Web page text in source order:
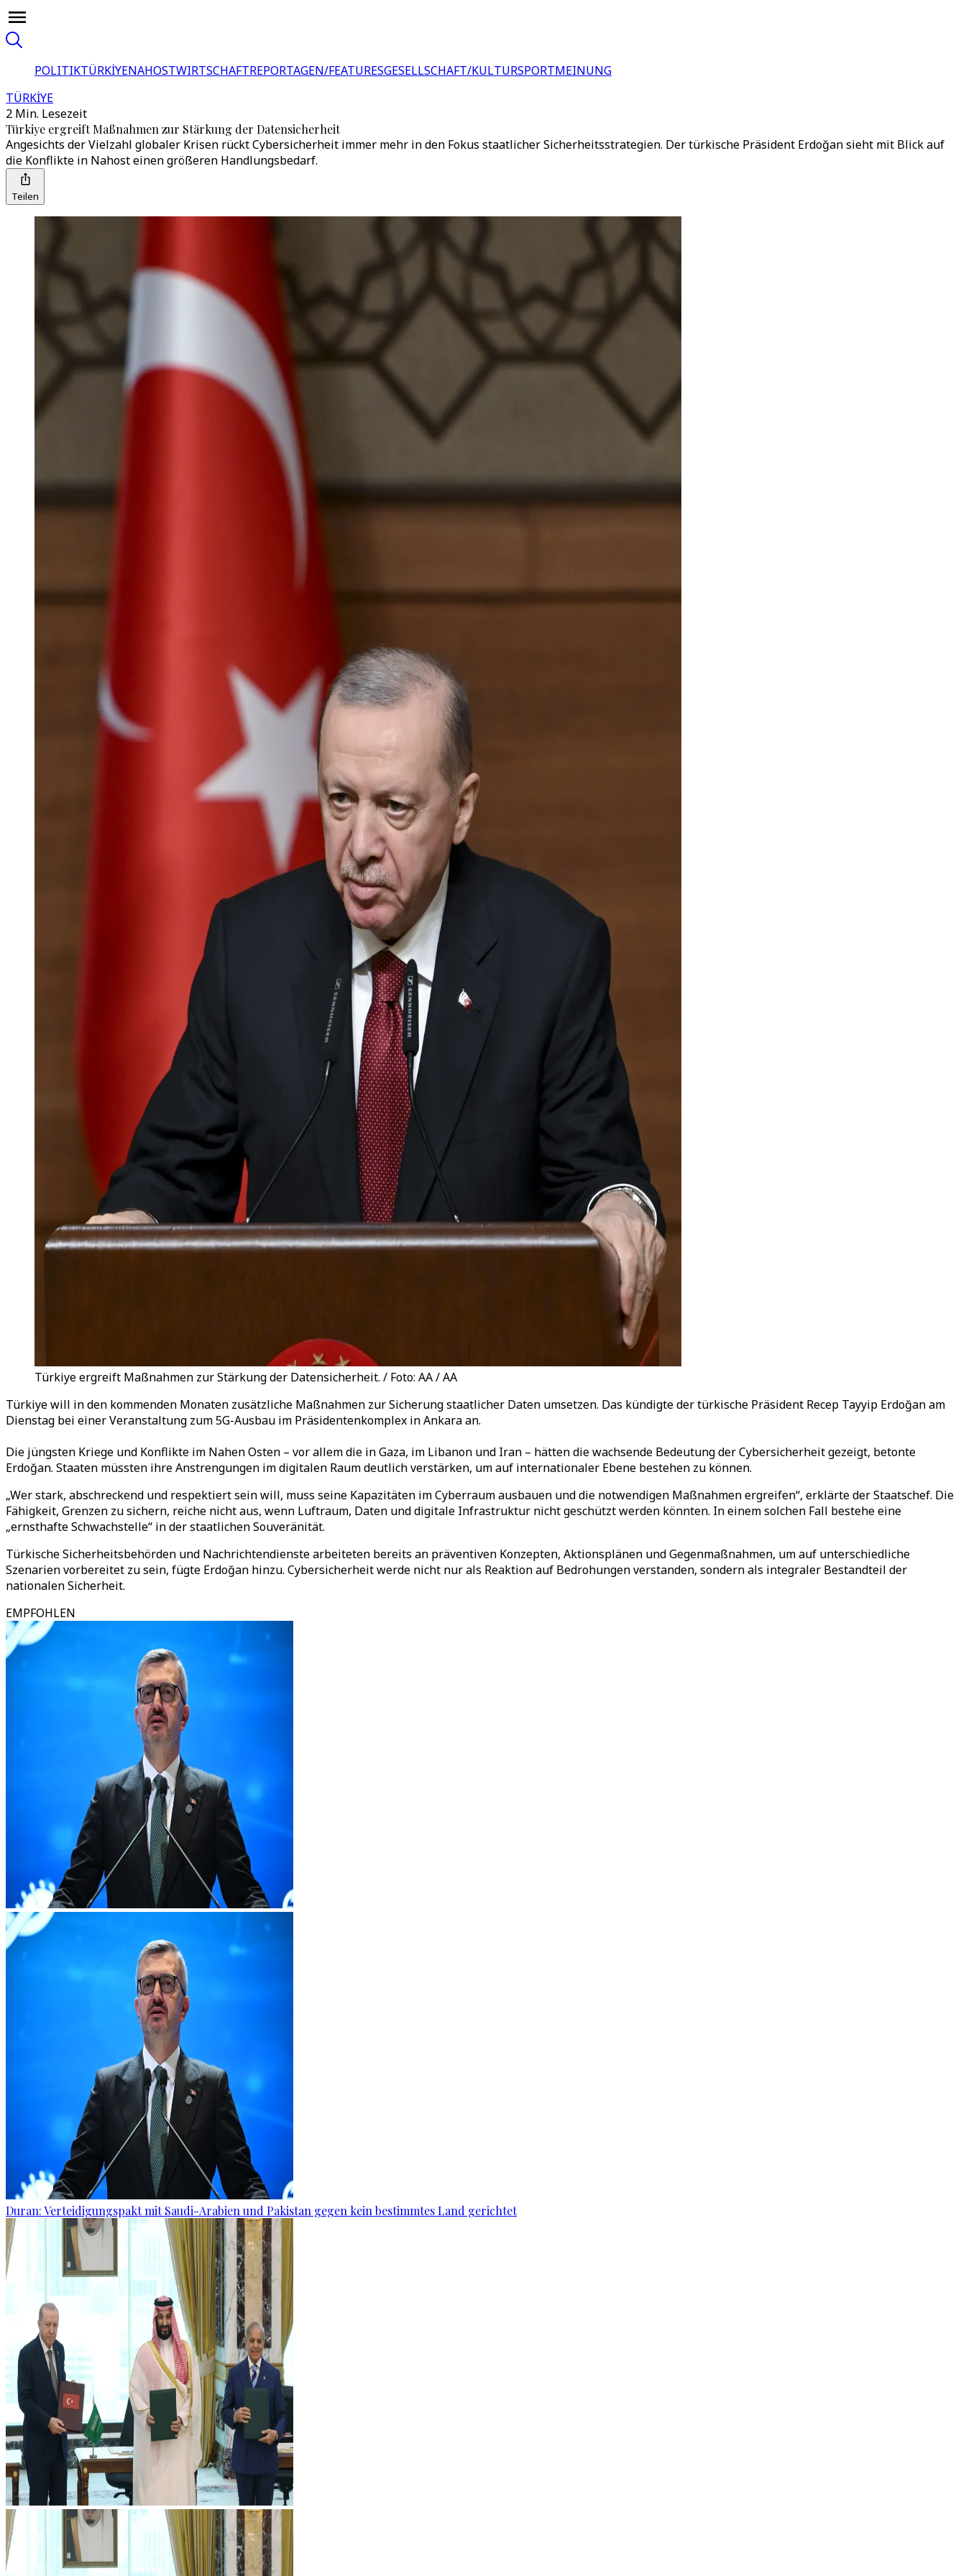
POLITIKTÜRKİYENAHOSTWIRTSCHAFTREPORTAGEN/FEATURESGESELLSCHAFT/KULTURSPORTMEINUNG
TÜRKİYE
2 Min. Lesezeit
Türkiye ergreift Maßnahmen zur Stärkung der Datensicherheit
Angesichts der Vielzahl globaler Krisen rückt Cybersicherheit immer mehr in den Fokus staatlicher Sicherheitsstrategien. Der türkische Präsident Erdoğan sieht mit Blick auf
die Konflikte in Nahost einen größeren Handlungsbedarf.
Teilen
Türkiye ergreift Maßnahmen zur Stärkung der Datensicherheit. / Foto: AA / AA
Türkiye will in den kommenden Monaten zusätzliche Maßnahmen zur Sicherung staatlicher Daten umsetzen. Das kündigte der türkische Präsident Recep Tayyip Erdoğan am
Dienstag bei einer Veranstaltung zum 5G-Ausbau im Präsidentenkomplex in Ankara an.
Die jüngsten Kriege und Konflikte im Nahen Osten – vor allem die in Gaza, im Libanon und Iran – hätten die wachsende Bedeutung der Cybersicherheit gezeigt, betonte
Erdoğan. Staaten müssten ihre Anstrengungen im digitalen Raum deutlich verstärken, um auf internationaler Ebene bestehen zu können.
„Wer stark, abschreckend und respektiert sein will, muss seine Kapazitäten im Cyberraum ausbauen und die notwendigen Maßnahmen ergreifen“, erklärte der Staatschef. Die
Fähigkeit, Grenzen zu sichern, reiche nicht aus, wenn Luftraum, Daten und digitale Infrastruktur nicht geschützt werden könnten. In einem solchen Fall bestehe eine
„ernsthafte Schwachstelle“ in der staatlichen Souveränität.
Türkische Sicherheitsbehörden und Nachrichtendienste arbeiteten bereits an präventiven Konzepten, Aktionsplänen und Gegenmaßnahmen, um auf unterschiedliche
Szenarien vorbereitet zu sein, fügte Erdoğan hinzu. Cybersicherheit werde nicht nur als Reaktion auf Bedrohungen verstanden, sondern als integraler Bestandteil der
nationalen Sicherheit.
EMPFOHLEN
Duran: Verteidigungspakt mit Saudi-Arabien und Pakistan gegen kein bestimmtes Land gerichtet